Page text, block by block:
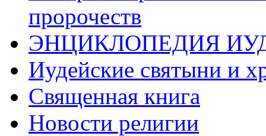
пророчеств
ЭНЦИКЛОПЕДИЯ
Иудейские святыни и
Священная книга
Новости религии